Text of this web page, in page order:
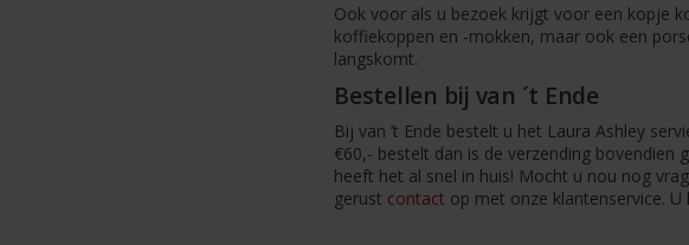
Ook voor als u bezoek krijgt voor een kopje
koffiekoppen en -mokken, maar ook een
langskomt.
Bestellen bij van ´t Ende
Bij van ’t Ende bestelt u het Laura Ashley
€60,- bestelt dan is de verzending bovendien
heeft het al snel in huis! Mocht u nou nog
gerust contact op met onze klantenservice.